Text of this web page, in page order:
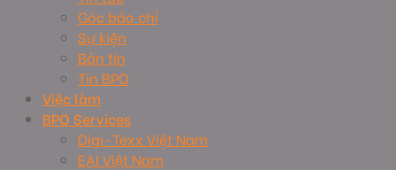
Góc báo chí
Sự kiện
Bản tin
Tin BPO
Việc làm
BPO Services
Digi-Texx Việt Nam
EAI Việt Nam